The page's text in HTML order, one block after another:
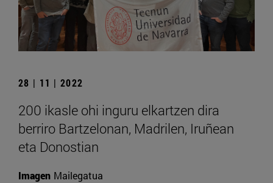
28 | 11 | 2022
200 ikasle ohi inguru elkartzen dira
berriro Bartzelonan, Madrilen, Iruñean
eta Donostian
Imagen Mailegatua